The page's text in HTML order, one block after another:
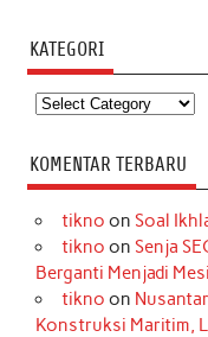
KATEGORI
Kategori
KOMENTAR TERBARU
tikno on Soal
tikno on Senja
Berganti Menjadi
tikno on
Konstruksi Maritim,